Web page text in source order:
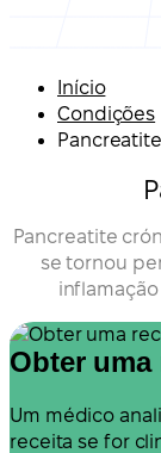
Início
Condições
Pancreatite
se tornou
Obter
Um médico
receita se for